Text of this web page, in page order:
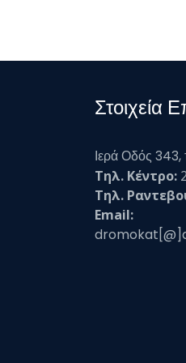
Στοιχεία
Ιερά Οδός 343,
Τηλ. Κέντρο:
Τηλ.
Email: